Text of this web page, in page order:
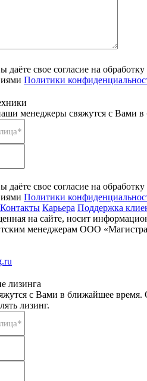
даёте свое согласие на
Политики
менеджеры свяжутся с Вами
даёте свое согласие на
Политики
Контакты Карьера Поддержка
на сайте, носит
менеджерам ООО
лизинга
с Вами в ближайшее время.
лизинг.